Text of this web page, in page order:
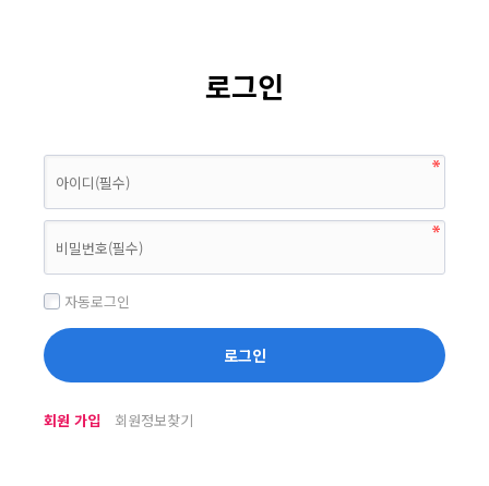
로그인
자동로그인
회원 가입 회원정보찾기